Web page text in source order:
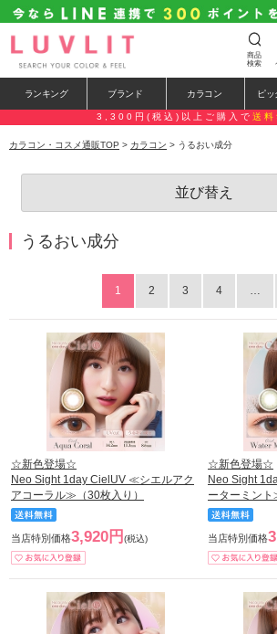
商品
検索
ランキング ブランド カラコン ピッ
3,300円(税込)以上ご購入で 送料
カラコン・コスメ通販TOP > カラコン > うるおい成分
並び替え
うるおい成分
1 2 3 4 …
☆新色登場☆
Neo Sight 1day CielUV ≪シエルアク
アコーラル≫（30枚入り）
当店特別価格3,920円 (税込)
☆新色登場☆
Neo Sight
ーターミント
当店特別価格